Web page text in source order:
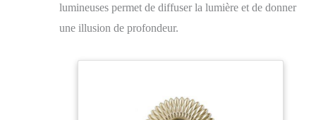
lumineuses permet de diffuser la lumière et de donner
une illusion de profondeur.